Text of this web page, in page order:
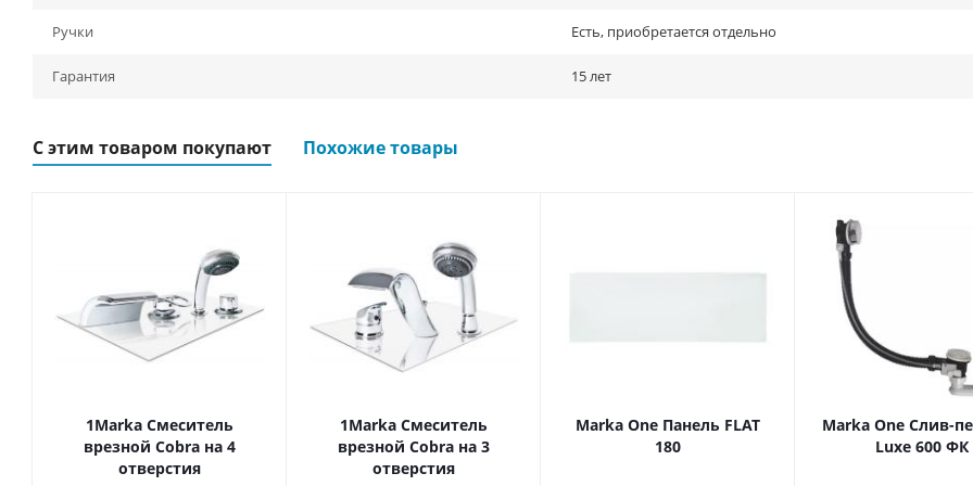
Ручки Есть, приобретается отдельно
Гарантия 15 лет
С этим товаром покупают Похожие товары
1Marka Смеситель
врезной Cobra на 4
отверстия
1Marka Смеситель
врезной Cobra на 3
отверстия
Marka One Панель FLAT
180
Marka One Слив-
Luxe 600 ФК